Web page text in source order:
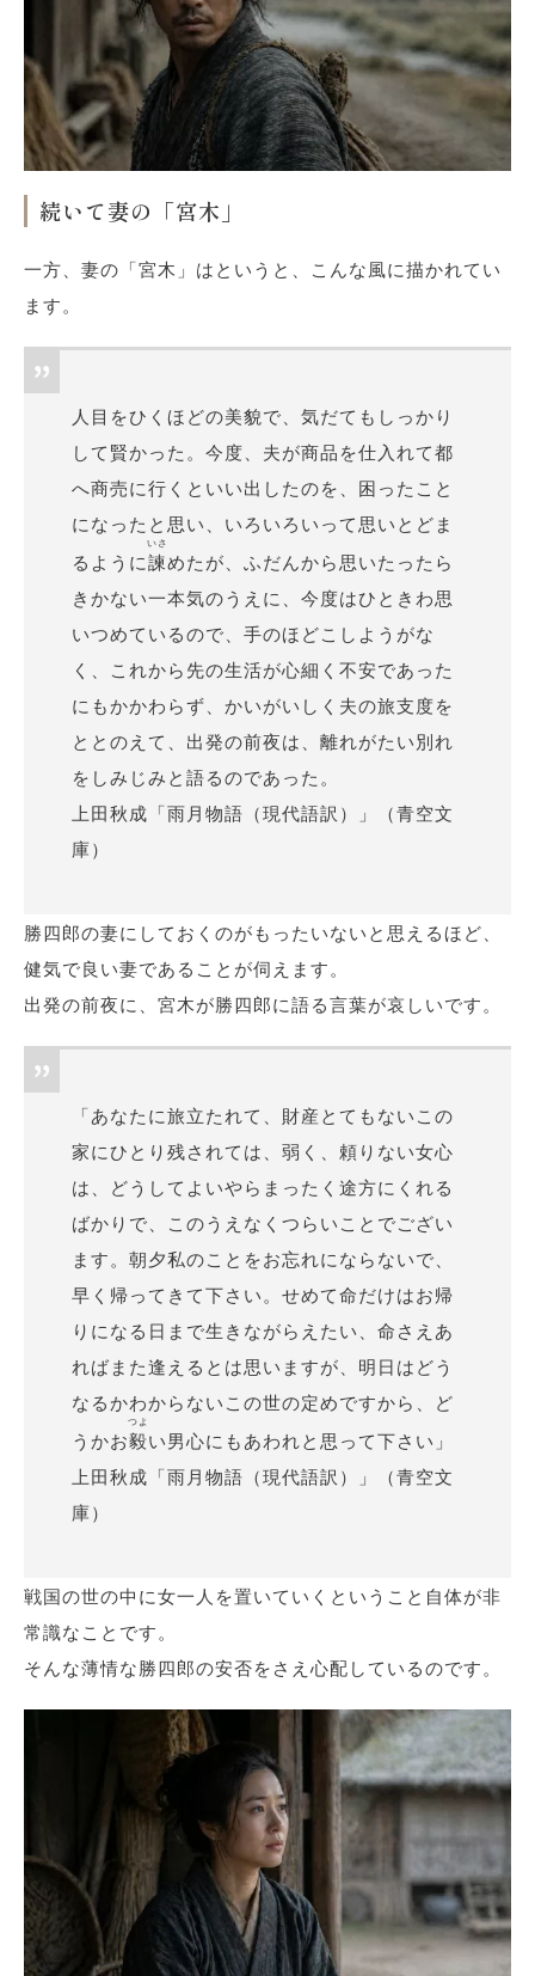
続いて妻の「宮木」
一方、妻の「宮木」はというと、こんな風に描かれてい
ます。
人目をひくほどの美貌で、気だてもしっかり
して賢かった。今度、夫が商品を仕入れて都
へ商売に行くといい出したのを、困ったこと
になったと思い、いろいろいって思いとどま
るように諫
いさ
めたが、ふだんから思いたったら
きかない一本気のうえに、今度はひときわ思
いつめているので、手のほどこしようがな
く、これから先の生活が心細く不安であった
にもかかわらず、かいがいしく夫の旅支度を
ととのえて、出発の前夜は、離れがたい別れ
をしみじみと語るのであった。
上田秋成「雨月物語（現代語訳）」（青空文
庫）
勝四郎の妻にしておくのがもったいないと思えるほど、
健気で良い妻であることが伺えます。
出発の前夜に、宮木が勝四郎に語る言葉が哀しいです。
「あなたに旅立たれて、財産とてもないこの
家にひとり残されては、弱く、頼りない女心
は、どうしてよいやらまったく途方にくれる
ばかりで、このうえなくつらいことでござい
ます。朝夕私のことをお忘れにならないで、
早く帰ってきて下さい。せめて命だけはお帰
りになる日まで生きながらえたい、命さえあ
ればまた逢えるとは思いますが、明日はどう
なるかわからないこの世の定めですから、ど
うかお毅
つよ
い男心にもあわれと思って下さい」
上田秋成「雨月物語（現代語訳）」（青空文
庫）
戦国の世の中に女一人を置いていくということ自体が非
常識なことです。
そんな薄情な勝四郎の安否をさえ心配しているのです。